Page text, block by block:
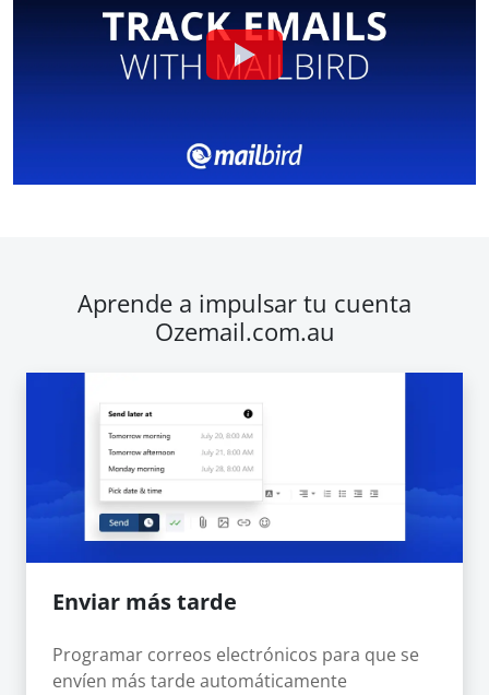
Aprende a impulsar tu cuenta
Ozemail.com.au
Enviar más tarde
Programar correos electrónicos para que se
envíen más tarde automáticamente